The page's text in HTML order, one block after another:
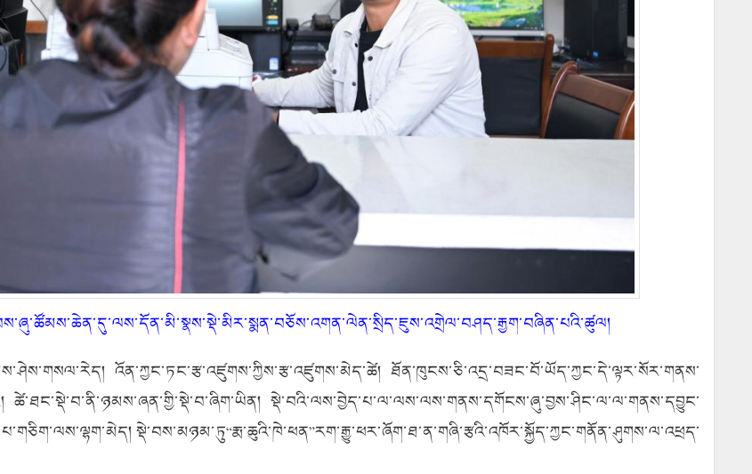
འོན་ཀྱང་ཏང་རྩ་འཛུགས་ཀྱིས་རྩ་འཛུགས་མེད་ཚེ། ཐོན་ཁུངས་ཅི་འདྲ་བཟང་བོ་ཡོད་ཀྱང་དེ་ལྟར་སོར་གནས་
ཚེ་ཐང་སྡེ་བ་ནི་ཉམས་ཞན་གྱི་སྡེ་བ་ཞིག་ཡིན། སྡེ་བའི་ལས་བྱེད་པ་ལ་ལས་ལས་གནས་དགོངས་ཞུ་བྱས་ཤིང་ལ་ལ་གནས་དབྱུང་
སྡེ་བས་མཉམ་ཏུ“རྨ་ཆུའི་ཁེ་ཕན”རག་རྒྱུ་ཕར་ཞོག་ཐ་ན་གཞི་རྩའི་འཁོར་སྐྱོད་ཀྱང་གནོན་ཤུགས་ལ་འཕྲད་